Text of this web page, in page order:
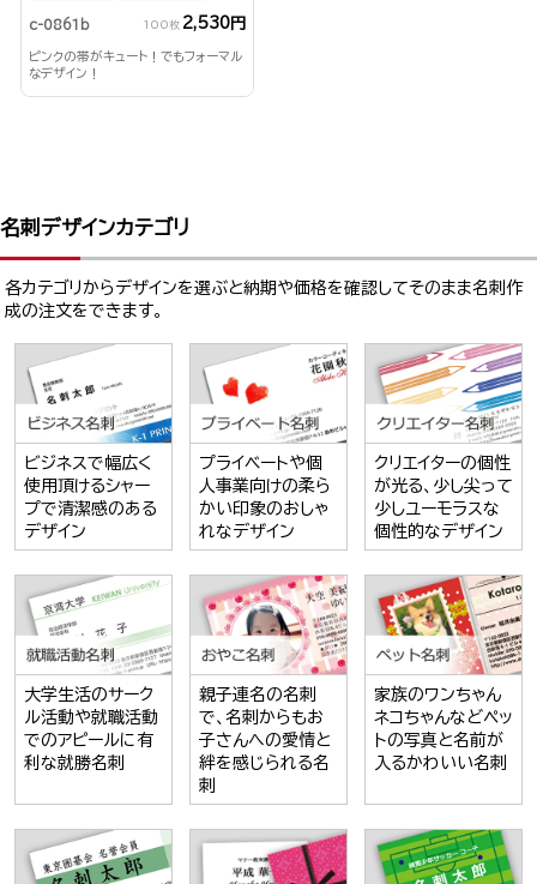
c-0861b 100枚 2,530円
ピンクの帯がキュート！でもフォーマル
なデザイン！
名刺デザインカテゴリ
各カテゴリからデザインを選ぶと納期や価格を確認してそのまま名刺作
成の注文をできます。
ビジネスで幅広く
使用頂けるシャー
プで清潔感のある
デザイン
プライベートや個
人事業向けの柔ら
かい印象のおしゃ
れなデザイン
クリエイターの個性
が光る、少し尖って
少しユーモラスな
個性的なデザイン
大学生活のサーク
ル活動や就職活動
でのアピールに有
利な就勝名刺
親子連名の名刺
で、名刺からもお
子さんへの愛情と
絆を感じられる名
刺
家族のワンちゃん
ネコちゃんなどペッ
トの写真と名前が
入るかわいい名刺